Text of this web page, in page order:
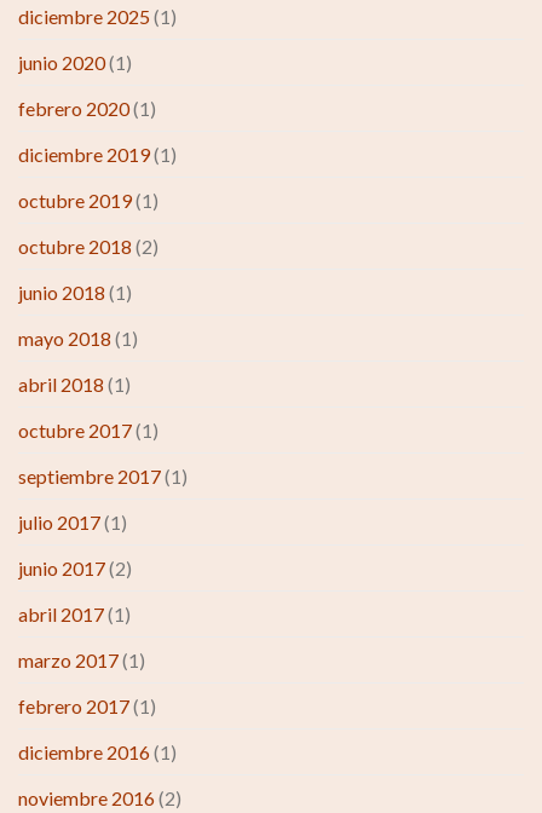
diciembre 2025(1)
junio 2020(1)
febrero 2020(1)
diciembre 2019(1)
octubre 2019(1)
octubre 2018 (2)
junio 2018 (1)
mayo 2018 (1)
abril 2018 (1)
octubre 2017(1)
septiembre 2017(1)
julio 2017(1)
junio 2017(2)
abril 2017(1)
marzo 2017(1)
febrero 2017(1)
diciembre 2016(1)
noviembre 2016(2)